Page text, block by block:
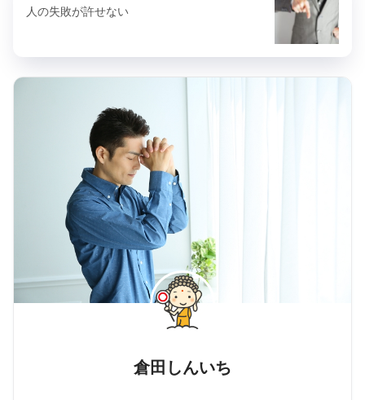
人の失敗が許せない
倉田しんいち